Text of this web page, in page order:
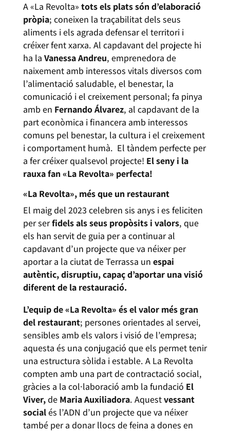
A «La Revolta» tots els plats són d’elaboració
pròpia; coneixen la traçabilitat dels seus
aliments i els agrada defensar el territori i
créixer fent xarxa. Al capdavant del projecte hi
ha la Vanessa Andreu, emprenedora de
naixement amb interessos vitals diversos com
l’alimentació saludable, el benestar, la
comunicació i el creixement personal; fa pinya
amb en Fernando Álvarez, al capdavant de la
part econòmica i financera amb interessos
comuns pel benestar, la cultura i el creixement
i comportament humà. El tàndem perfecte per
a fer créixer qualsevol projecte! El seny i la
rauxa fan «La Revolta» perfecta!
«La Revolta», més que un restaurant
El maig del 2023 celebren sis anys i es feliciten
per serfidels als seus propòsits i valors, que
els han servit de guia per a continuar al
capdavant d’un projecte que va néixer per
aportar a la ciutat de Terrassa un espai
autèntic, disruptiu, capaç d’aportar una visió
diferent de la restauració.
L’equip de «La Revolta» és el valor més gran
del restaurant; persones orientades al servei,
sensibles amb els valors i visió de l’empresa;
aquesta és una conjugació que els permet tenir
una estructura sòlida i estable. A La Revolta
compten amb una part de contractació social,
gràcies a la col·laboració amb la fundació El
Viver,de Maria Auxiliadora. Aquestvessant
socialés l’ADN d’un projecte que va néixer
també per a donar llocs de feina a dones en